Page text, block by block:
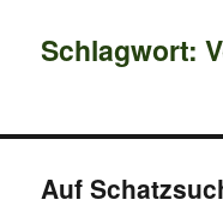
Schlagwort:
Auf